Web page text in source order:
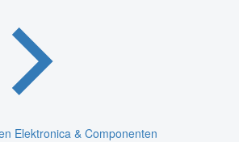
Elektronica & Componenten